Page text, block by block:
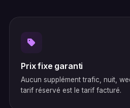
Prix fixe garanti
Aucun supplément trafic, nuit,
tarif réservé est le tarif facturé.